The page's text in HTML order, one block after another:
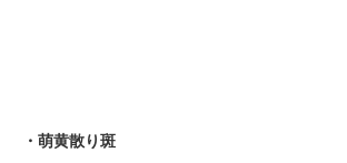
・萌黄散り斑